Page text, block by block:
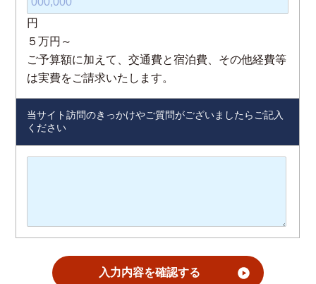
円
５万円～
ご予算額に加えて、交通費と宿泊費、その他経費等
は実費をご請求いたします。
当サイト訪問のきっかけやご質問がございましたらご記入
ください